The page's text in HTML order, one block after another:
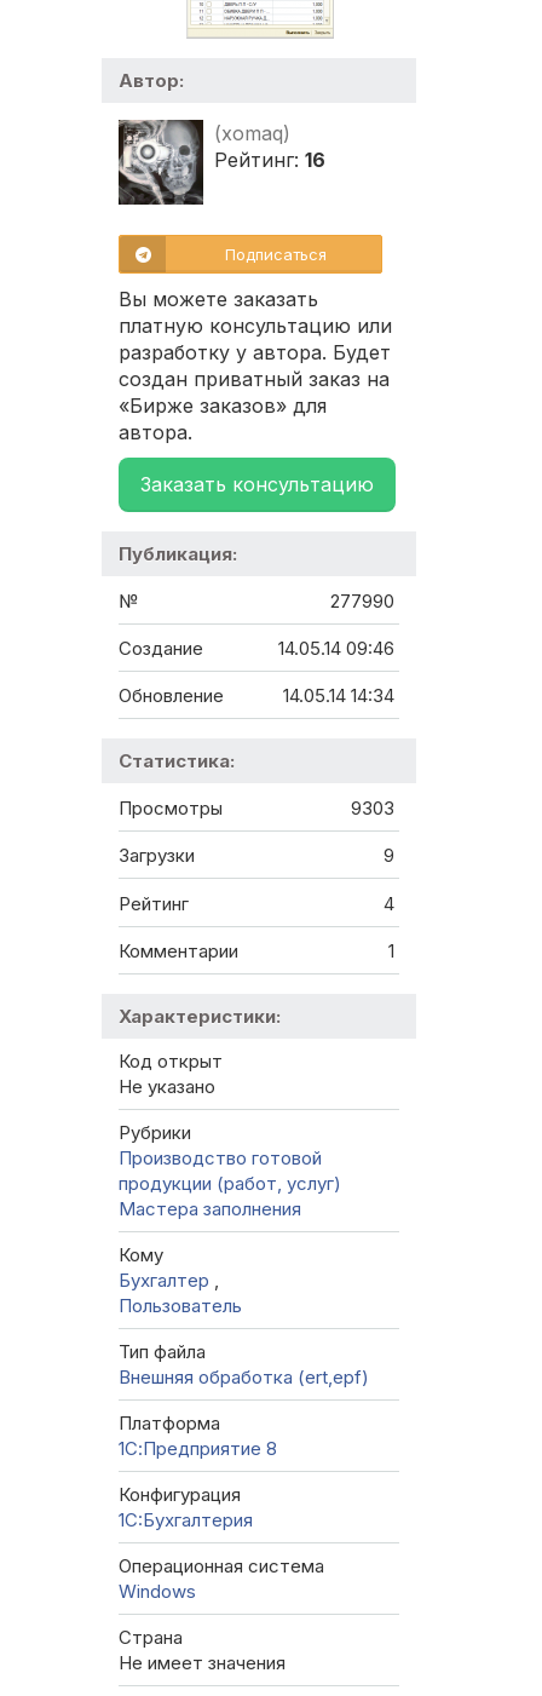
Автор:
(xomaq)
Рейтинг: 16
Подписаться
Вы можете заказать
платную консультацию или
разработку у автора. Будет
создан приватный заказ на
«Бирже заказов» для
автора.
Заказать консультацию
Публикация:
№ 277990
Создание 14.05.14 09:46
Обновление 14.05.14 14:34
Статистика:
Просмотры 9303
Загрузки 9
Рейтинг 4
Комментарии 1
Характеристики:
Код открыт
Не указано
Рубрики
Производство готовой
продукции (работ, услуг)
Мастера заполнения
Кому
Бухгалтер ,
Пользователь
Тип файла
Внешняя обработка (ert,epf)
Платформа
1С:Предприятие 8
Конфигурация
1C:Бухгалтерия
Операционная система
Windows
Страна
Не имеет значения